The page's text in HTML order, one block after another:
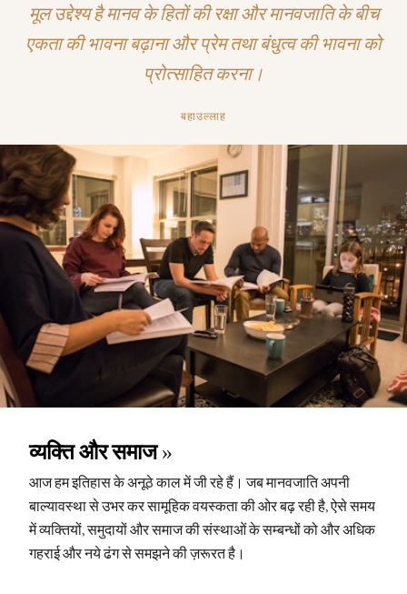
मूल उद्देश्य है मानव के हितों की रक्षा और मानवजाति के बीच
एकता की भावना बढ़ाना और प्रेम तथा बंधुत्व की भावना को
प्रोत्साहित करना।
बहाउल्लाह
व्यक्ति और समाज
आज हम इतिहास के अनूठे काल में जी रहे हैं। जब मानवजाति अपनी
बाल्यावस्था से उभर कर सामूहिक वयस्कता की ओर बढ़ रही है, ऐसे समय
में व्यक्तियों, समुदायों और समाज की संस्थाओं के सम्बन्धों को और अधिक
गहराई और नये ढंग से समझने की ज़रूरत है।